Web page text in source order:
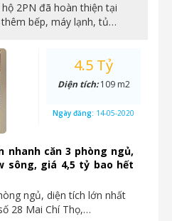
2PN đã hoàn thiện tại
bếp, máy lạnh, tủ…
nhanh căn 3 phòng ngủ,
sông, giá 4,5 tỷ bao hết
ngủ, diện tích lớn nhất
28 Mai Chí Thọ,…
4.5 Tỷ
Diện tích:109 m2
Ngày đăng: 14-05-2020